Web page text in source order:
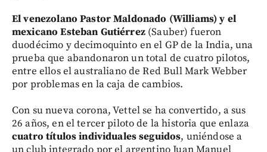
El venezolano Pastor Maldonado (Williams) y el
mexicano Esteban Gutiérrez(Sauber) fueron
duodécimo y decimoquinto en el GP de la India, una
prueba que abandonaron un total de cuatro pilotos,
entre ellos el australiano de Red Bull Mark Webber
por problemas en la caja de cambios.
Con su nueva corona, Vettel se ha convertido, a sus
26 años, en el tercer piloto de la historia que enlaza
cuatro títulos individuales seguidos, uniéndose a
un club integrado por el argentino Juan Manuel